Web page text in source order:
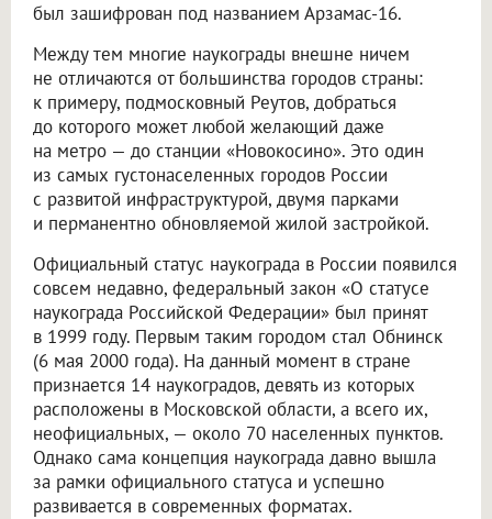
был зашифрован под названием Арзамас-16.
Между тем многие наукограды внешне ничем
не отличаются от большинства городов страны:
к примеру, подмосковный Реутов, добраться
до которого может любой желающий даже
на метро — до станции «Новокосино». Это один
из самых густонаселенных городов России
с развитой инфраструктурой, двумя парками
и перманентно обновляемой жилой застройкой.
Официальный статус наукограда в России появился
совсем недавно, федеральный закон «О статусе
наукограда Российской Федерации» был принят
в 1999 году. Первым таким городом стал Обнинск
(6 мая 2000 года). На данный момент в стране
признается 14 наукоградов, девять из которых
расположены в Московской области, а всего их,
неофициальных, — около 70 населенных пунктов.
Однако сама концепция наукограда давно вышла
за рамки официального статуса и успешно
развивается в современных форматах.